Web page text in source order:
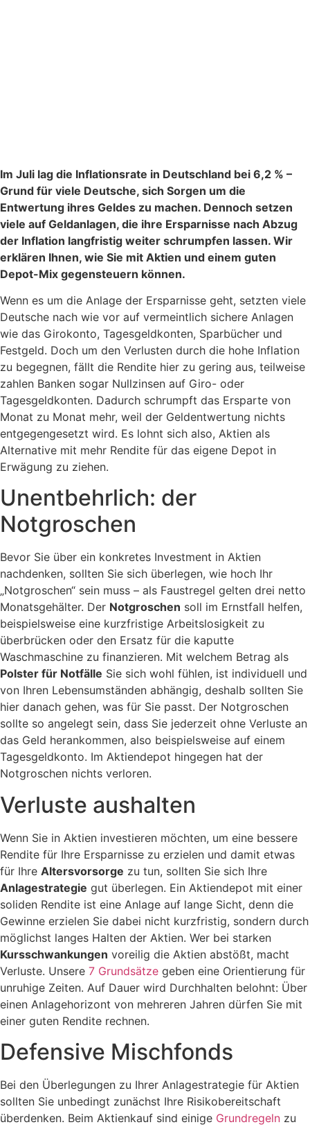
Im Juli lag die Inflationsrate in Deutschland bei 6,2 % –
Grund für viele Deutsche, sich Sorgen um die
Entwertung ihres Geldes zu machen. Dennoch setzen
viele auf Geldanlagen, die ihre Ersparnisse nach Abzug
der Inflation langfristig weiter schrumpfen lassen. Wir
erklären Ihnen, wie Sie mit Aktien und einem guten
Depot-Mix gegensteuern können.
Wenn es um die Anlage der Ersparnisse geht, setzten viele
Deutsche nach wie vor auf vermeintlich sichere Anlagen
wie das Girokonto, Tagesgeldkonten, Sparbücher und
Festgeld. Doch um den Verlusten durch die hohe Inflation
zu begegnen, fällt die Rendite hier zu gering aus, teilweise
zahlen Banken sogar Nullzinsen auf Giro- oder
Tagesgeldkonten. Dadurch schrumpft das Ersparte von
Monat zu Monat mehr, weil der Geldentwertung nichts
entgegengesetzt wird. Es lohnt sich also, Aktien als
Alternative mit mehr Rendite für das eigene Depot in
Erwägung zu ziehen.
Unentbehrlich: der
Notgroschen
Bevor Sie über ein konkretes Investment in Aktien
nachdenken, sollten Sie sich überlegen, wie hoch Ihr
„Notgroschen“ sein muss – als Faustregel gelten drei netto
Monatsgehälter. Der Notgroschen soll im Ernstfall helfen,
beispielsweise eine kurzfristige Arbeitslosigkeit zu
überbrücken oder den Ersatz für die kaputte
Waschmaschine zu finanzieren. Mit welchem Betrag als
Polster für Notfälle Sie sich wohl fühlen, ist individuell und
von Ihren Lebensumständen abhängig, deshalb sollten Sie
hier danach gehen, was für Sie passt. Der Notgroschen
sollte so angelegt sein, dass Sie jederzeit ohne Verluste an
das Geld herankommen, also beispielsweise auf einem
Tagesgeldkonto. Im Aktiendepot hingegen hat der
Notgroschen nichts verloren.
Verluste aushalten
Wenn Sie in Aktien investieren möchten, um eine bessere
Rendite für Ihre Ersparnisse zu erzielen und damit etwas
für Ihre Altersvorsorge zu tun, sollten Sie sich Ihre
Anlagestrategie gut überlegen. Ein Aktiendepot mit einer
soliden Rendite ist eine Anlage auf lange Sicht, denn die
Gewinne erzielen Sie dabei nicht kurzfristig, sondern durch
möglichst langes Halten der Aktien. Wer bei starken
Kursschwankungen voreilig die Aktien abstößt, macht
Verluste. Unsere 7 Grundsätze geben eine Orientierung für
unruhige Zeiten. Auf Dauer wird Durchhalten belohnt: Über
einen Anlagehorizont von mehreren Jahren dürfen Sie mit
einer guten Rendite rechnen.
Defensive Mischfonds
Bei den Überlegungen zu Ihrer Anlagestrategie für Aktien
sollten Sie unbedingt zunächst Ihre Risikobereitschaft
überdenken. Beim Aktienkauf sind einige Grundregeln zu